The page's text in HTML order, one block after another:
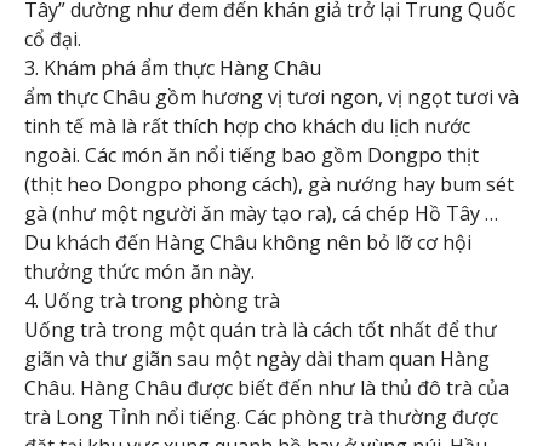
Tây” dường như đem đến khán giả trở lại Trung Quốc
cổ đại.
3. Khám phá ẩm thực Hàng Châu
ẩm thực Châu gồm hương vị tươi ngon, vị ngọt tươi và
tinh tế mà là rất thích hợp cho khách du lịch nước
ngoài. Các món ăn nổi tiếng bao gồm Dongpo thịt
(thịt heo Dongpo phong cách), gà nướng hay bum sét
gà (như một người ăn mày tạo ra), cá chép Hồ Tây …
Du khách đến Hàng Châu không nên bỏ lỡ cơ hội
thưởng thức món ăn này.
4. Uống trà trong phòng trà
Uống trà trong một quán trà là cách tốt nhất để thư
giãn và thư giãn sau một ngày dài tham quan Hàng
Châu. Hàng Châu được biết đến như là thủ đô trà của
trà Long Tỉnh nổi tiếng. Các phòng trà thường được